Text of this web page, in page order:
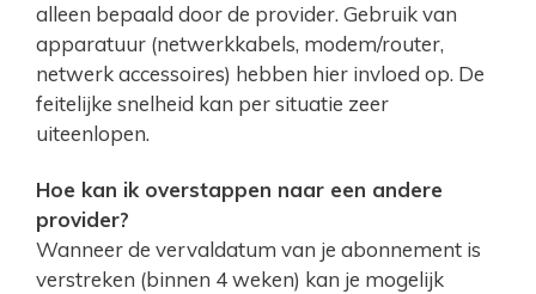
alleen bepaald door de provider. Gebruik van
apparatuur (netwerkkabels, modem/router,
netwerk accessoires) hebben hier invloed op. De
feitelijke snelheid kan per situatie zeer
uiteenlopen.
Hoe kan ik overstappen naar een andere
provider?
Wanneer de vervaldatum van je abonnement is
verstreken (binnen 4 weken) kan je mogelijk